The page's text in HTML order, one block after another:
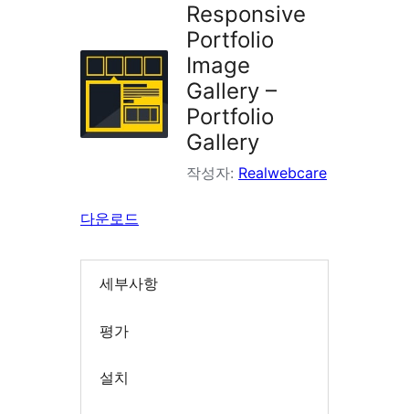
Responsive
Portfolio
Image
Gallery –
Portfolio
Gallery
작성자: Realwebcare
다운로드
세부사항
평가
설치